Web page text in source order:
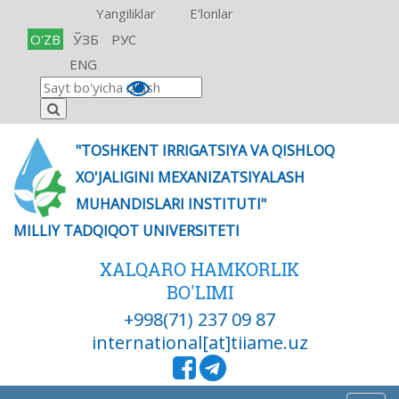
Yangiliklar
E'lonlar
O'ZB
ЎЗБ
РУС
ENG
"TOSHKENT IRRIGATSIYA VA QISHLOQ
XO'JALIGINI MEXANIZATSIYALASH
MUHANDISLARI INSTITUTI"
MILLIY TADQIQOT UNIVERSITETI
XALQARO HAMKORLIK
BO'LIMI
+998(71) 237 09 87
international[at]tiiame.uz